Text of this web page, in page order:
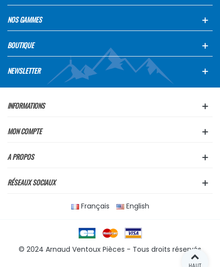
NOS GAMMES
BOUTIQUE
NEWSLETTER
INFORMATIONS
MON COMPTE
A PROPOS
RÉSEAUX SOCIAUX
Français English
© 2024 Arnaud Ventoux Pièces - Tous droits réservés